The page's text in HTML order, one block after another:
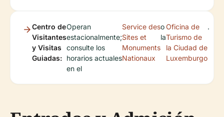
Centro de
Visitantes
y Visitas
Guiadas:
Operan
estacionalmente;
consulte los
horarios actuales
en el
Service des
Sites et
Monuments
Nationaux
o
la
Oficina de
Turismo de
la Ciudad de
Luxemburgo
.